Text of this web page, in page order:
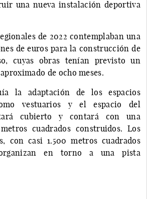
una nueva instalación deportiva
de 2022 contemplaban una
de euros para la construcción de
cuyas obras tenían previsto un
de ocho meses.
la adaptación de los espacios
vestuarios y el espacio del
cubierto y contará con una
cuadrados construidos. Los
con casi 1.500 metros cuadrados
en torno a una pista